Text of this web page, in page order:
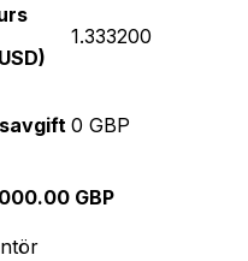
1.333200
0 GBP
GBP